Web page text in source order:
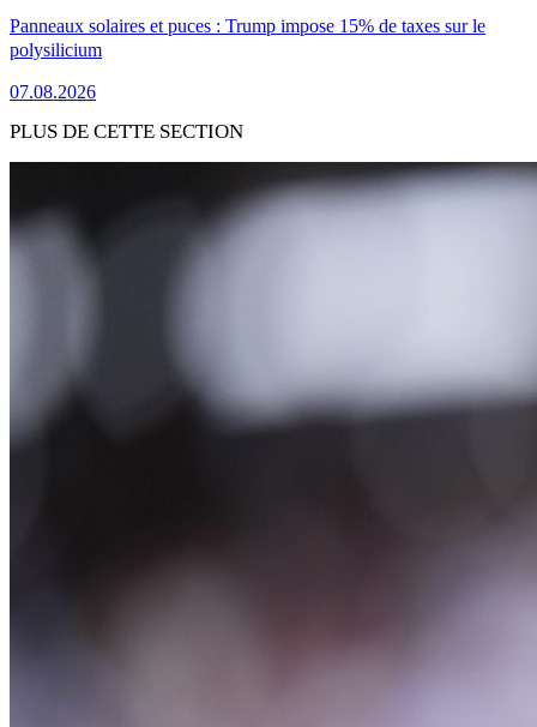
Panneaux solaires et puces : Trump impose 15% de taxes sur le
polysilicium
07.08.2026
PLUS DE CETTE SECTION